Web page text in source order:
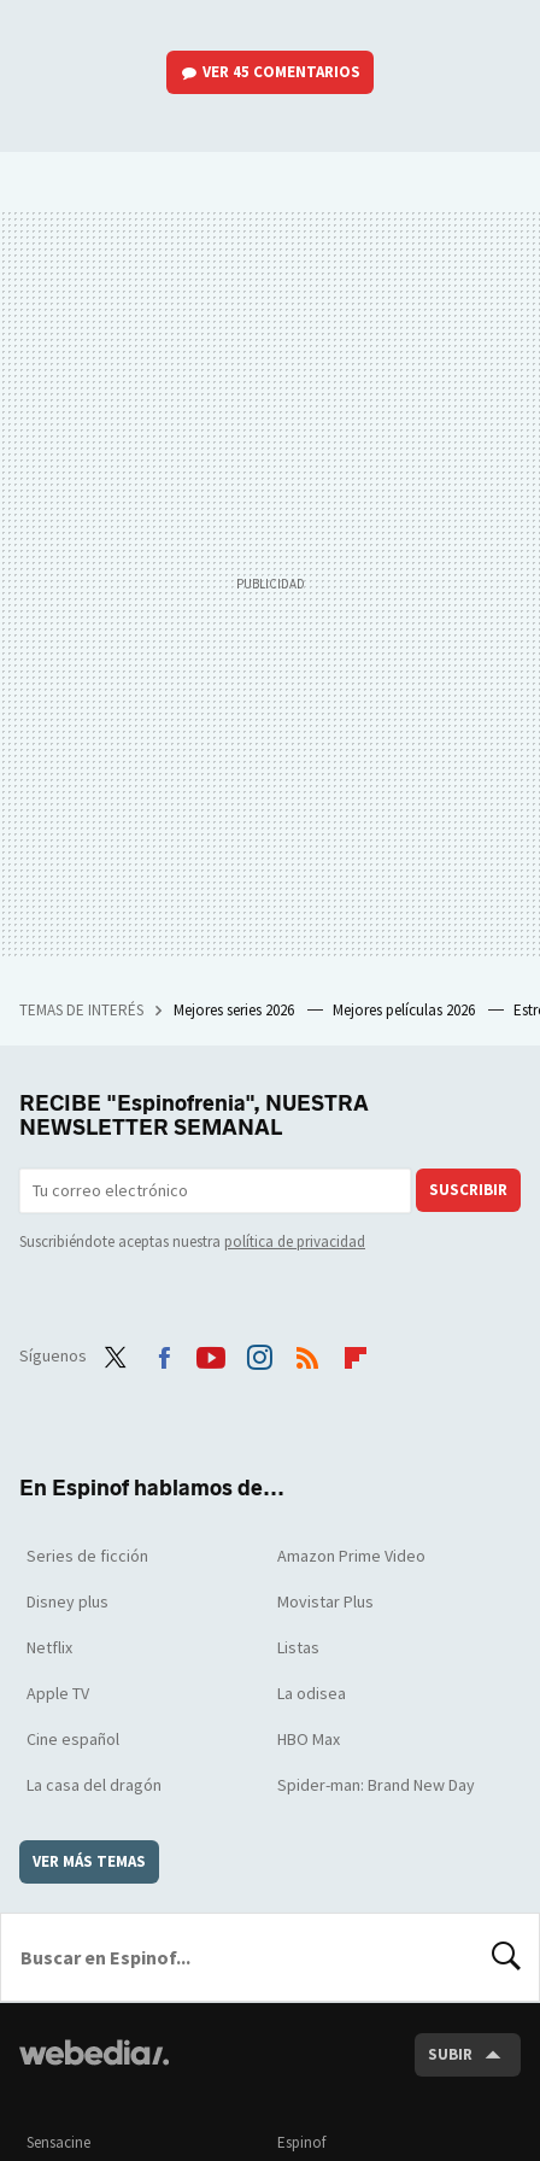
VER 45 COMENTARIOS
TEMAS DE INTERÉS Mejores series 2026 Mejores películas 2026
RECIBE "Espinofrenia", NUESTRA
NEWSLETTER SEMANAL
SUSCRIBIR
Suscribiéndote aceptas nuestra política de privacidad
Síguenos
En Espinof hablamos de...
Series de ficción Amazon Prime Video
Disney plus Movistar Plus
Netflix Listas
Apple TV La odisea
Cine español HBO Max
La casa del dragón Spider-man: Brand New Day
VER MÁS TEMAS
SUBIR
Sensacine Espinof